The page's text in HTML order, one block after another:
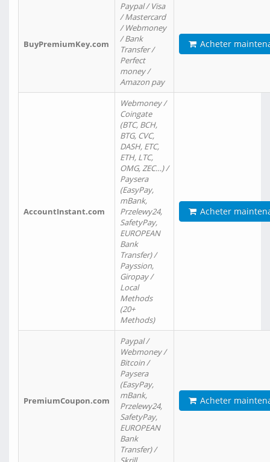
BuyPremiumKey.com
Paypal / Visa
/ Mastercard
/ Webmoney
/ Bank
Transfer /
Perfect
money /
Amazon pay
Acheter
AccountInstant.com
Webmoney /
Coingate
(BTC, BCH,
BTG, CVC,
DASH, ETC,
ETH, LTC,
OMG, ZEC…) /
Paysera
(EasyPay,
mBank,
Przelewy24,
SafetyPay,
EUROPEAN
Bank
Transfer) /
Payssion,
Giropay /
Local
Methods
(20+
Methods)
Acheter
PremiumCoupon.com
Paypal /
Webmoney /
Bitcoin /
Paysera
(EasyPay,
mBank,
Przelewy24,
SafetyPay,
EUROPEAN
Bank
Transfer) /
Acheter